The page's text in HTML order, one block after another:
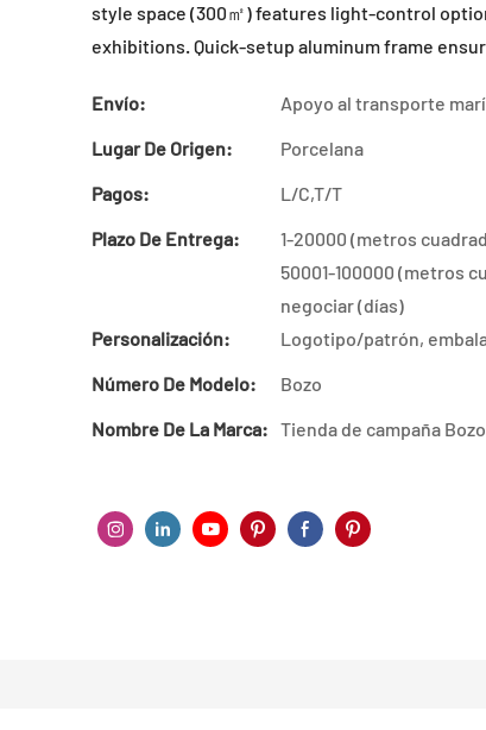
style space (300㎡) features light-control
exhibitions. Quick-setup aluminum frame
Envío:
Apoyo al transporte
Lugar De Origen:
Porcelana
Pagos:
L/C,T/T
Plazo De Entrega:
1-20000 (metros
50001-100000 (metros
negociar (días)
Personalización:
Logotipo/patrón,
Número De Modelo:
Bozo
Nombre De La Marca: Tienda de campaña Bozo